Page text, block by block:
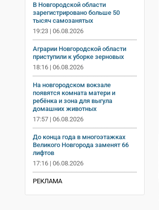
В Новгородской области
зарегистрировано больше 50
тысяч самозанятых
19:23 | 06.08.2026
Аграрии Новгородской области
приступили к уборке зерновых
18:16 | 06.08.2026
На новгородском вокзале
появятся комната матери и
ребёнка и зона для выгула
домашних животных
17:57 | 06.08.2026
До конца года в многоэтажках
Великого Новгорода заменят 66
лифтов
17:16 | 06.08.2026
РЕКЛАМА